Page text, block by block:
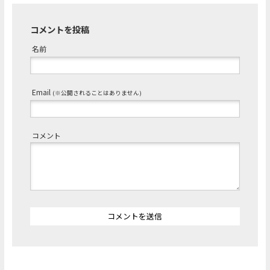
コメントを投稿
名前
Email (※公開されることはありません)
コメント
コメントを送信